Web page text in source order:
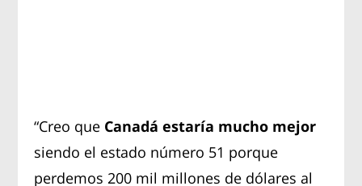
“Creo que Canadá estaría mucho mejor
siendo el estado número 51 porque
perdemos 200 mil millones de dólares al